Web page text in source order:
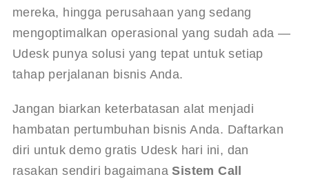
mereka, hingga perusahaan yang sedang
mengoptimalkan operasional yang sudah ada —
Udesk punya solusi yang tepat untuk setiap
tahap perjalanan bisnis Anda.
Jangan biarkan keterbatasan alat menjadi
hambatan pertumbuhan bisnis Anda. Daftarkan
diri untuk demo gratis Udesk hari ini, dan
rasakan sendiri bagaimana Sistem Call